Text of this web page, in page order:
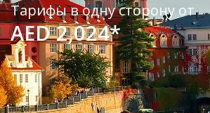
Тарифы в одну сторону от
AED 2,024*